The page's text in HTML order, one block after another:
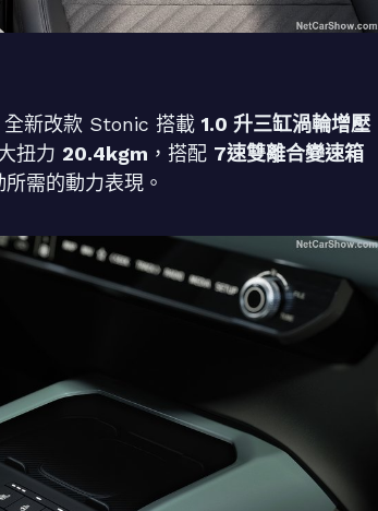
全新改款 Stonic 搭載 1.0 升三缸渦輪增壓
扭力 20.4kgm ，搭配 7速雙離合變速箱
需的動力表現。